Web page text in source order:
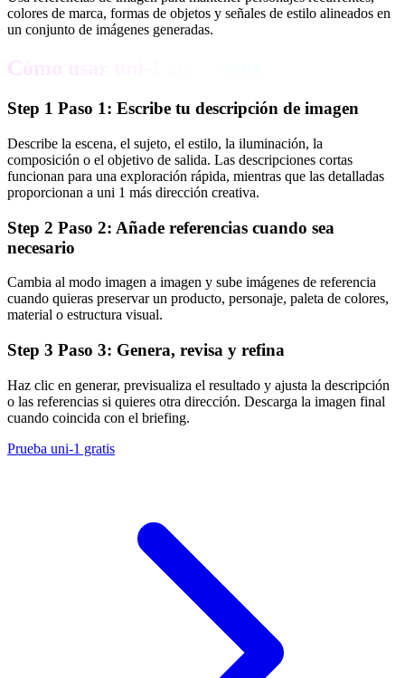
colores de marca, formas de objetos y señales de estilo alineados en
un conjunto de imágenes generadas.
Cómo usar uni-1 en 3 pasos
Step 1 Paso 1: Escribe tu descripción de imagen
Describe la escena, el sujeto, el estilo, la iluminación, la
composición o el objetivo de salida. Las descripciones cortas
funcionan para una exploración rápida, mientras que las detalladas
proporcionan a uni 1 más dirección creativa.
Step 2 Paso 2: Añade referencias cuando sea
necesario
Cambia al modo imagen a imagen y sube imágenes de referencia
cuando quieras preservar un producto, personaje, paleta de colores,
material o estructura visual.
Step 3 Paso 3: Genera, revisa y refina
Haz clic en generar, previsualiza el resultado y ajusta la descripción
o las referencias si quieres otra dirección. Descarga la imagen final
cuando coincida con el briefing.
Prueba uni-1 gratis